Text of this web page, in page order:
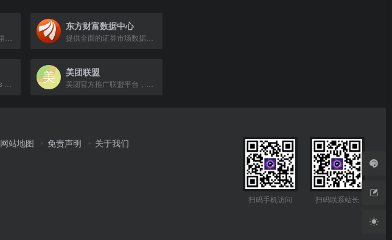
东方财富数据中心
美团联盟
网站地图 免责声明 关于我们
扫码手机访问 扫码联系站长